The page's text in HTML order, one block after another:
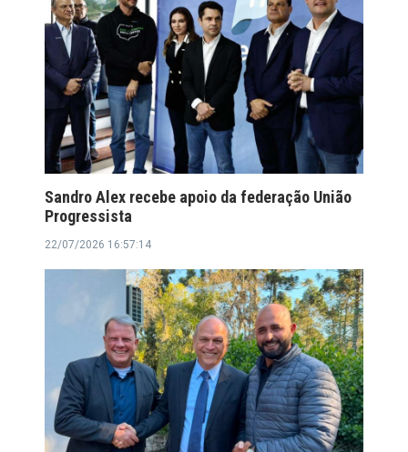
Sandro Alex recebe apoio da federação União
Progressista
22/07/2026 16:57:14